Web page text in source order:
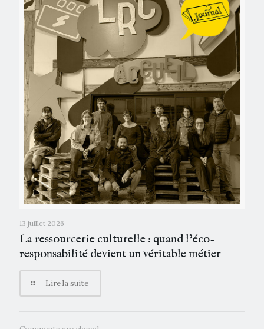
13 juillet 2026
La ressourcerie culturelle : quand l’éco-
responsabilité devient un véritable métier
Lire la suite